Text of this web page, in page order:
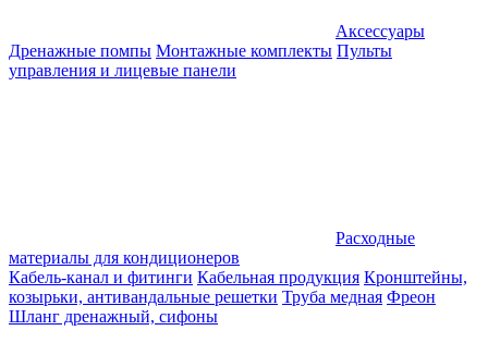
Аксессуары
Дренажные помпы Монтажные комплекты Пульты
управления и лицевые панели
Расходные
материалы для кондиционеров
Кабель-канал и фитинги Кабельная продукция Кронштейны,
козырьки, антивандальные решетки Труба медная Фреон
Шланг дренажный, сифоны